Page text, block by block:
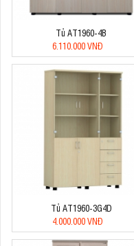
Tủ AT1960-4B
6.110.000 VNĐ
Tủ AT1960-3G4D
4.000.000 VNĐ